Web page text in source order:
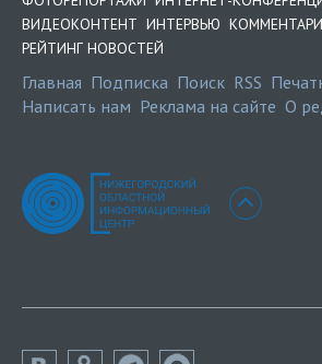
ВИДЕОКОНТЕНТ ИНТЕРВЬЮ
РЕЙТИНГ НОВОСТЕЙ
Главная Подписка Поиск RSS
Написать нам Реклама на сайте О